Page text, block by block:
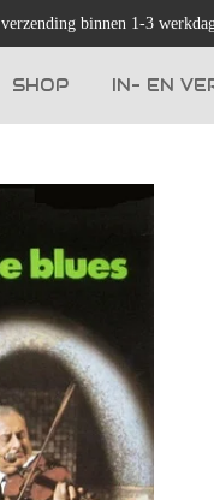
verzending binnen 1-3
SHOP IN- EN